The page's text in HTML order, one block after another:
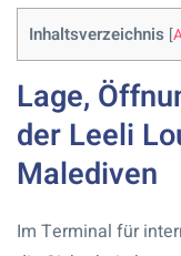
Inhaltsverzeichnis [
Lage,
der Leeli
Malediven
Im Terminal für